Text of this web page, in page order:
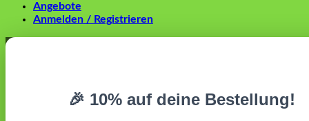
Angebote
Anmelden / Registrieren
🎉 10% auf deine Bestellung!
Anmelden